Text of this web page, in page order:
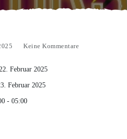
Keine Kommentare
22. Februar 2025
Februar 2025
- 05:00